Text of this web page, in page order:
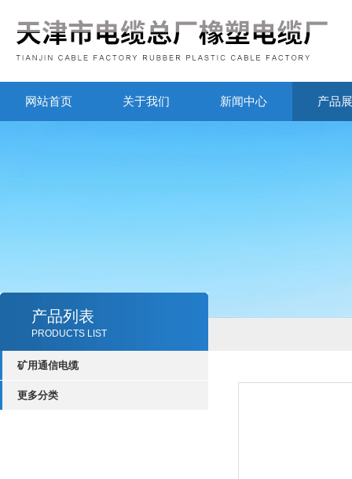
网站首页 关于我们 新闻中心 产品
产品列表
PRODUCTS LIST
矿用通信电缆
更多分类